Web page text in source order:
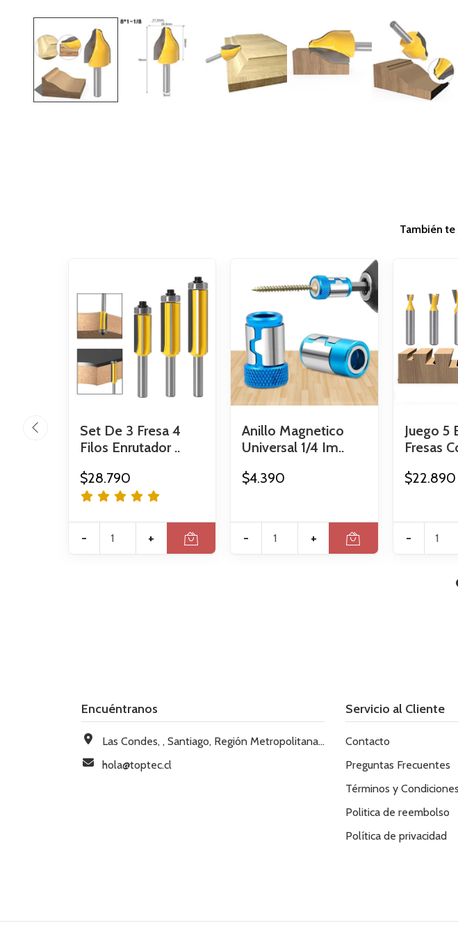
También
Set De 3 Fresa 4
Filos Enrutador ..
$28.790
- +
Anillo Magnetico
Universal 1/4 Im..
$4.390
- +
Juego 5
Fresas
$22.890
-
Encuéntranos
Las Condes, , Santiago, Región Metropolitana, Chile
hola@toptec.cl
Servicio al Cliente
Contacto
Preguntas Frecuentes
Términos y Condiciones
Politica de reembolso
Política de privacidad